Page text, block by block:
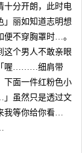
十分开朗，此时电
丽如知道志明想
不穿胸罩时…。
这个男人不敢亲眼
喔………细肩带
面一件红粉色小
」虽然只是透过文
我等你给你看…